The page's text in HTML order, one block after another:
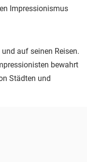
Impressionismus
auf seinen Reisen.
bewahrt
Städten und